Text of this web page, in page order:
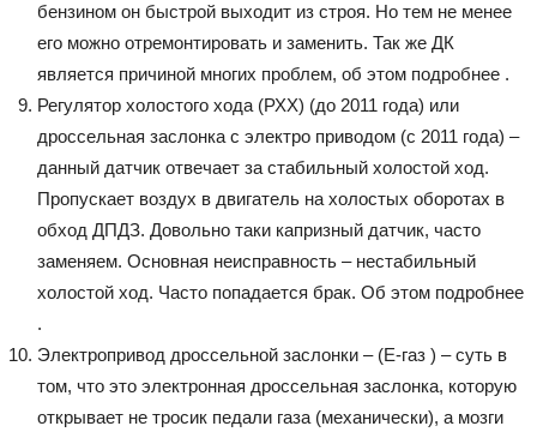
бензином он быстрой выходит из строя. Но тем не менее
его можно отремонтировать и заменить. Так же ДК
является причиной многих проблем, об этом подробнее .
Регулятор холостого хода (РХХ) (до 2011 года) или
дроссельная заслонка с электро приводом (с 2011 года) –
данный датчик отвечает за стабильный холостой ход.
Пропускает воздух в двигатель на холостых оборотах в
обход ДПДЗ. Довольно таки капризный датчик, часто
заменяем. Основная неисправность – нестабильный
холостой ход. Часто попадается брак. Об этом подробнее
.
Электропривод дроссельной заслонки – (Е-газ ) – суть в
том, что это электронная дроссельная заслонка, которую
открывает не тросик педали газа (механически), а мозги